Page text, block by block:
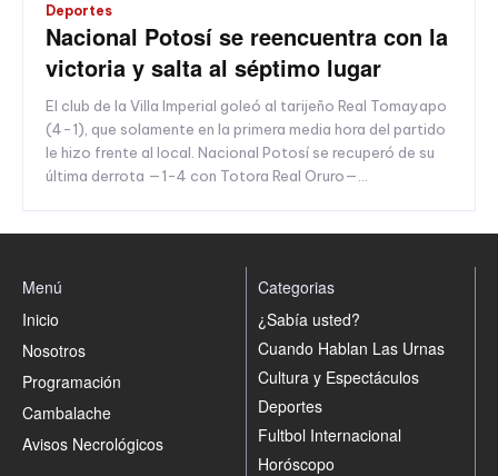
Deportes
Nacional Potosí se reencuentra con la
victoria y salta al séptimo lugar
El club de la Villa Imperial goleó al tarijeño Real Tomayapo
(4-1), que solamente en la primera media hora del partido
le hizo frente al local. Nacional Potosí se recuperó de su
última derrota —1-4 con Totora Real Oruro—...
Menú
Inicio
Nosotros
Programación
Cambalache
Avisos Necrológicos
Categorias
¿Sabía usted?
Cuando Hablan Las Urnas
Cultura y Espectáculos
Deportes
Fultbol Internacional
Horóscopo